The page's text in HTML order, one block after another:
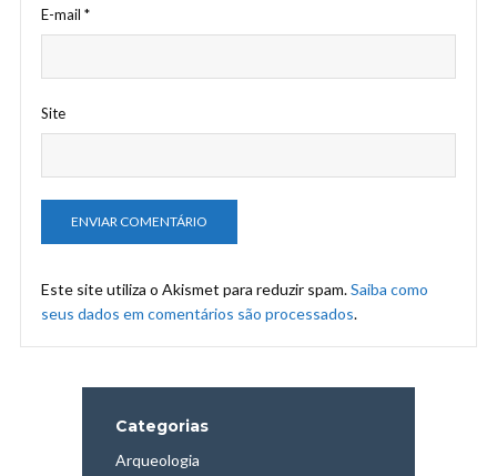
E-mail *
Site
Este site utiliza o Akismet para reduzir spam.Saiba como
seus dados em comentários são processados.
Categorias
Arqueologia